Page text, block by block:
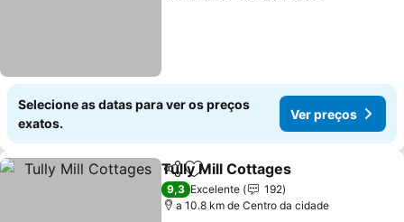
Selecione as datas para ver os preços
exatos.
Ver preços
PartilharAdicionar aos favoritos
Tully Mill Cottages
9,3 Excelente
192
a 10.8 km de Centro da cidade